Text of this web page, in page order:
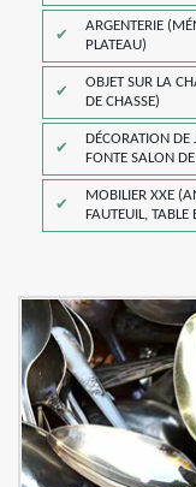
ARGENTERIE
PLATEAU)
OBJET SUR LA
DE CHASSE)
DÉCORATION DE
FONTE SALON
MOBILIER XXE
FAUTEUIL, TABLE